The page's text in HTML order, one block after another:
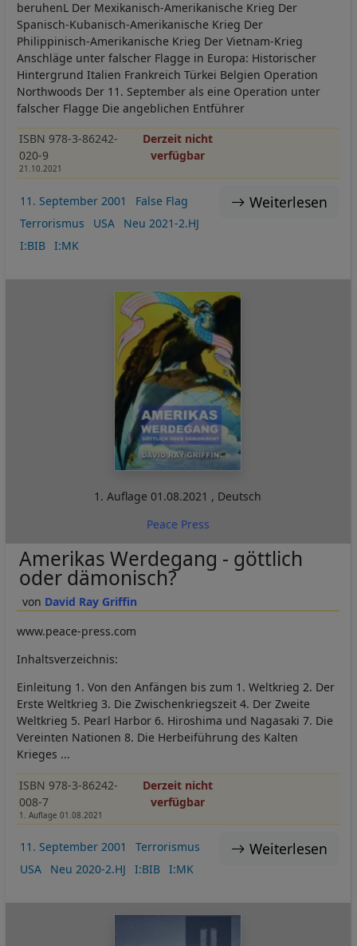
beruhenL Der Mexikanisch-Amerikanische Krieg Der
Spanisch-Kubanisch-Amerikanische Krieg Der
Philippinisch-Amerikanische Krieg Der Vietnam-Krieg
Anschläge unter falscher Flagge in Europa: Historischer
Hintergrund Italien Frankreich Türkei Belgien Operation
Northwoods Der 11. September als eine Operation unter
falscher Flagge Die angeblichen Entführer
ISBN 978-3-86242-
020-9
21.10.2021
Derzeit nicht
verfügbar
Weiterlesen
11. September 2001
False Flag
Terrorismus
USA
Neu 2021-2.HJ
I:BIB
I:MK
1. Auflage01.08.2021 , Deutsch
Peace Press
David Ray Griffin
Amerikas Werdegang - göttlich
oder dämonisch?
www.peace-press.com
Inhaltsverzeichnis:
Einleitung 1. Von den Anfängen bis zum 1. Weltkrieg 2. Der
Erste Weltkrieg 3. Die Zwischenkriegszeit 4. Der Zweite
Weltkrieg 5. Pearl Harbor 6. Hiroshima und Nagasaki 7. Die
Vereinten Nationen 8. Die Herbeiführung des Kalten
Krieges ...
ISBN 978-3-86242-
008-7
1. Auflage 01.08.2021
Derzeit nicht
verfügbar
Weiterlesen
11. September 2001
Terrorismus
USA
Neu 2020-2.HJ I:BIB I:MK